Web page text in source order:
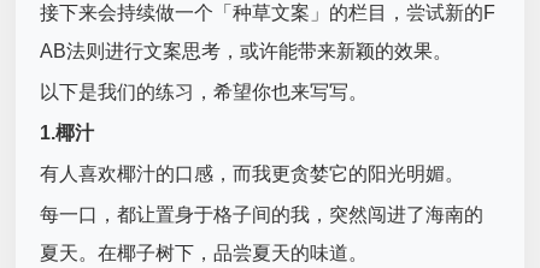
接下来会持续做一个「种草文案」的栏目，尝试新的F
AB法则进行文案思考，或许能带来新颖的效果。
以下是我们的练习，希望你也来写写。
1.椰汁
有人喜欢椰汁的口感，而我更贪婪它的阳光明媚。
每一口，都让置身于格子间的我，突然闯进了海南的
夏天。在椰子树下，品尝夏天的味道。